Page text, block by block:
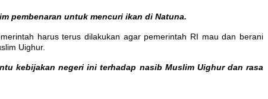
pembenaran untuk mencuri ikan di Natuna.
harus terus dilakukan agar pemerintah RI mau dan berani
Uighur.
kebijakan negeri ini terhadap nasib Muslim Uighur dan rasa